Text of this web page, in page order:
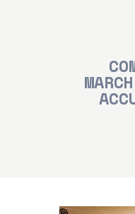
ACCUEIL
LES
MODE